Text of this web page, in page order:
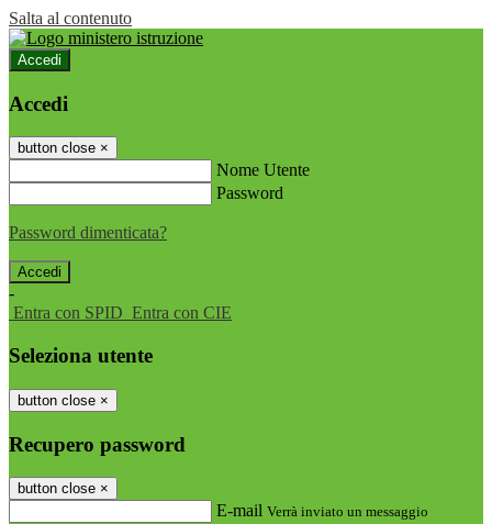
Salta al contenuto
Accedi
Accedi
button close ×
Nome Utente
Password
Password dimenticata?
-
Entra con SPID Entra con CIE
Seleziona utente
button close ×
Recupero password
button close ×
E-mail Verrà inviato un messaggio